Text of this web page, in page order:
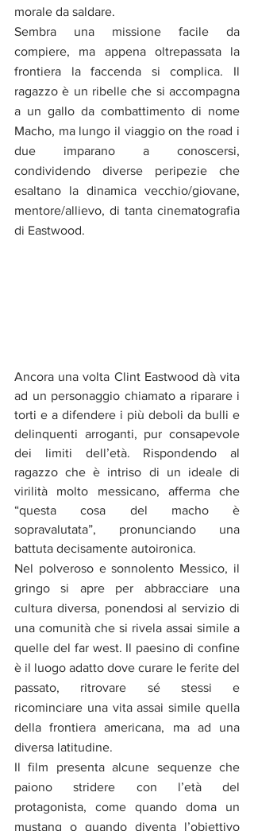
morale da saldare.
Sembra una missione facile da
compiere, ma appena oltrepassata la
frontiera la faccenda si complica. Il
ragazzo è un ribelle che si accompagna
a un gallo da combattimento di nome
Macho, ma lungo il viaggio on the road i
due imparano a conoscersi,
condividendo diverse peripezie che
esaltano la dinamica vecchio/giovane,
mentore/allievo, di tanta cinematografia
di Eastwood.
Ancora una volta Clint Eastwood dà vita
ad un personaggio chiamato a riparare i
torti e a difendere i più deboli da bulli e
delinquenti arroganti, pur consapevole
dei limiti dell’età. Rispondendo al
ragazzo che è intriso di un ideale di
virilità molto messicano, afferma che
“questa cosa del macho è
sopravalutata”, pronunciando una
battuta decisamente autoironica.
Nel polveroso e sonnolento Messico, il
gringo si apre per abbracciare una
cultura diversa, ponendosi al servizio di
una comunità che si rivela assai simile a
quelle del far west. Il paesino di confine
è il luogo adatto dove curare le ferite del
passato, ritrovare sé stessi e
ricominciare una vita assai simile quella
della frontiera americana, ma ad una
diversa latitudine.
Il film presenta alcune sequenze che
paiono stridere con l’età del
protagonista, come quando doma un
mustang o quando diventa l’obiettivo